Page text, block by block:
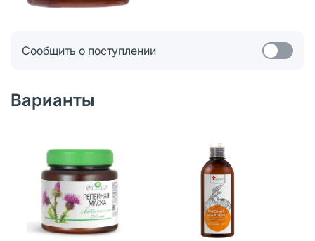
Сообщить о поступлении
Варианты